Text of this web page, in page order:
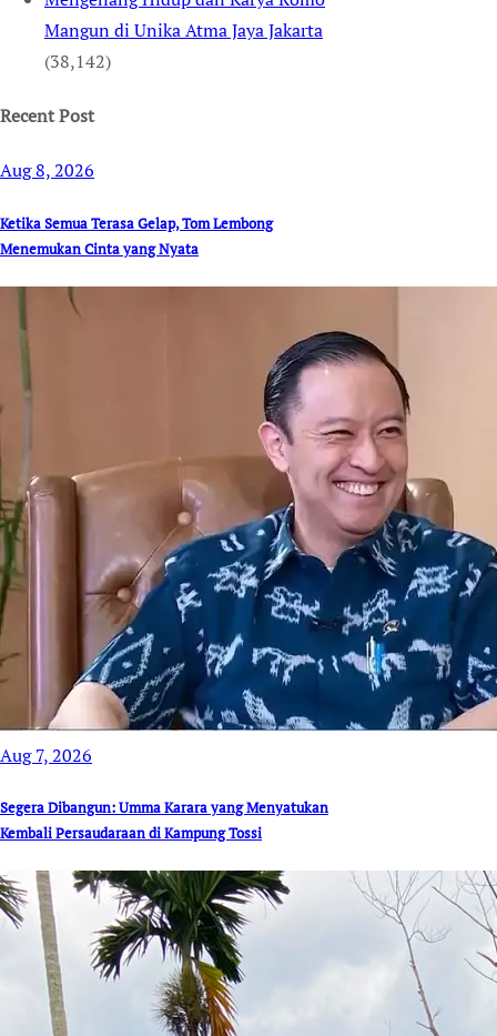
Mangun di Unika Atma Jaya Jakarta
(38,142)
Recent Post
Aug 8, 2026
Ketika Semua Terasa Gelap, Tom Lembong
Menemukan Cinta yang Nyata
Aug 7, 2026
Segera Dibangun: Umma Karara yang Menyatukan
Kembali Persaudaraan di Kampung Tossi